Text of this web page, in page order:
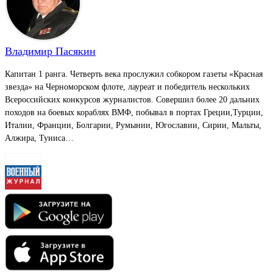
Владимир Пасякин
Капитан 1 ранга. Четверть века прослужил собкором газеты «Красная
звезда» на Черноморском флоте, лауреат и победитель нескольких
Всероссийских конкурсов журналистов. Совершил более 20 дальних
походов на боевых кораблях ВМФ, побывал в портах Греции,Турции,
Италии, Франции, Болгарии, Румынии, Югославии, Сирии, Мальты,
Алжира, Туниса…